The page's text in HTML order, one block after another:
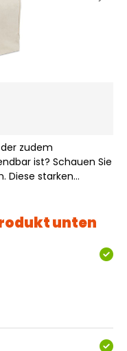
zudem
ist? Schauen Sie
Diese starken
natürlichem
bestellt we…
unten